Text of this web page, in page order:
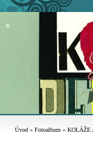
Úvod » Fotoalbum » KOLÁŽE